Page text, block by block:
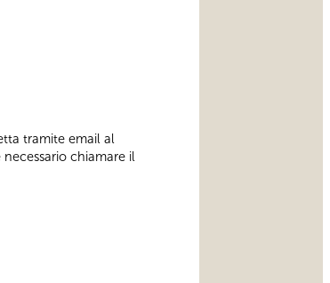
tramite email al
chiamare il